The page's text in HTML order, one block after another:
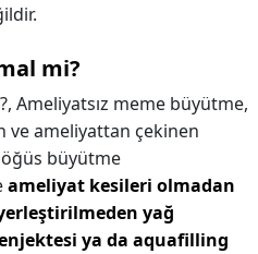
mi?
Ameliyatsız meme büyütme,
ve ameliyattan çekinen
büyütme
ameliyat kesileri olmadan
yağ
ya da aquafilling